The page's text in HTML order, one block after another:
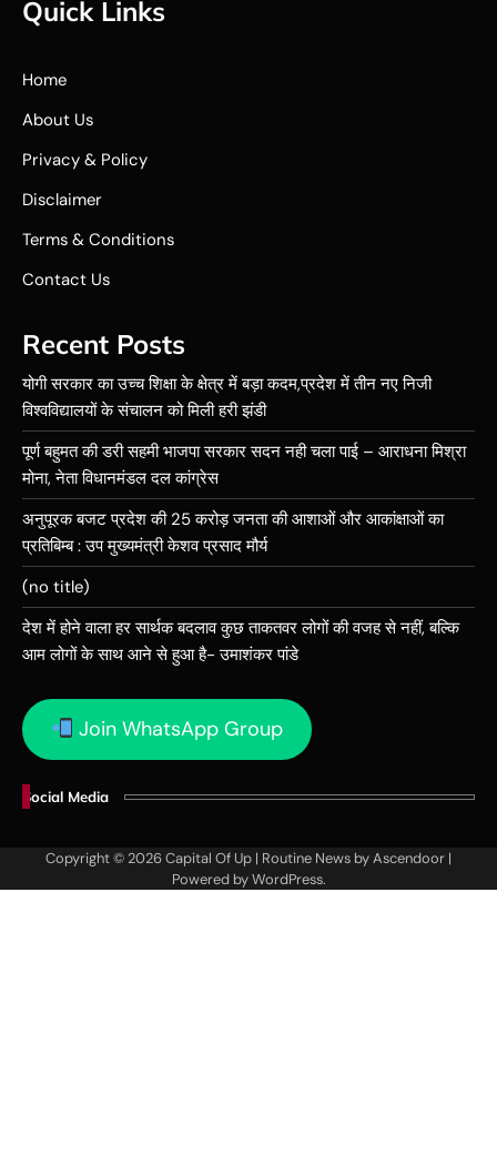
Quick Links
Home
About Us
Privacy & Policy
Disclaimer
Terms & Conditions
Contact Us
Recent Posts
योगी सरकार का उच्च शिक्षा के क्षेत्र में बड़ा कदम,प्रदेश में तीन नए निजी
विश्वविद्यालयों के संचालन को मिली हरी झंडी
पूर्ण बहुमत की डरी सहमी भाजपा सरकार सदन नही चला पाई – आराधना मिश्रा
मोना, नेता विधानमंडल दल कांग्रेस
अनुपूरक बजट प्रदेश की 25 करोड़ जनता की आशाओं और आकांक्षाओं का
प्रतिबिम्ब : उप मुख्यमंत्री केशव प्रसाद मौर्य
(no title)
देश में होने वाला हर सार्थक बदलाव कुछ ताकतवर लोगों की वजह से नहीं, बल्कि
आम लोगों के साथ आने से हुआ है- उमाशंकर पांडे
Join WhatsApp Group
Social Media
Copyright © 2026Capital Of Up | Routine News byAscendoor |
Powered byWordPress.